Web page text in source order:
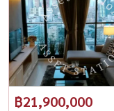
฿21,900,000